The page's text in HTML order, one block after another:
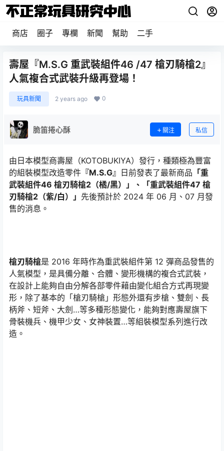
商店 圈子 專欄 新聞 幫助 二手
壽屋『M.S.G 重武裝組件46 /47 槍刃騎槍2』
人氣複合式武裝升級再登場！
玩具新聞 2 years ago 0
脆笛捲心酥 關注 私信
由日本模型商壽屋（KOTOBUKIYA）發行，種類極為豐富
的組裝模型改造零件 『M.S.G』 日前發表了最新商品 「重
武裝組件46 槍刃騎槍2（橘/黑）」、「重武裝組件47 槍
刃騎槍2（紫/白）」 先後預計於 2024 年 06 月、07 月發
售的消息。
槍刃騎槍是 2016 年時作為重武裝組件第 12 彈商品發售的
人氣模型，是具備分離、合體、變形機構的複合式武裝，
在設計上能夠自由分解各部零件藉由變化組合方式再現變
形，除了基本的「槍刃騎槍」形態外還有步槍、雙劍、長
柄斧、短斧、大劍…等多種形態變化，能夠對應壽屋旗下
骨裝機兵、機甲少女、女神裝置…等組裝模型系列進行改
造。